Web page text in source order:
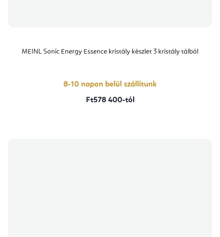
MEINL Sonic Energy Essence kristály készlet 3 kristály tálból
8-10 napon belül szállítunk
Ft578 400-tól